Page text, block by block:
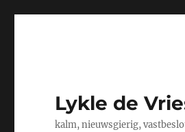
Lykle de
kalm, nieuwsgierig,